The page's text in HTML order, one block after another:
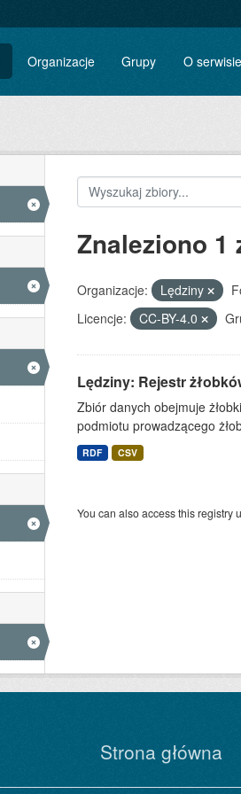
Organizacje Grupy O serwisie
Znaleziono 1
Organizacje: Lędziny
Licencje:
CC-BY-4.0
Lędziny: Rejestr
Zbiór danych obejmuje
podmiotu prowadzącego
RDF CSV
You can also access this registry
Strona główna